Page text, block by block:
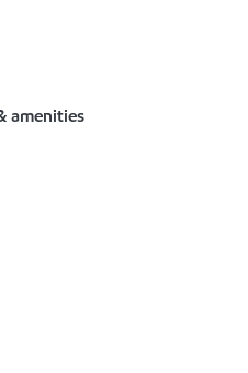
amenities